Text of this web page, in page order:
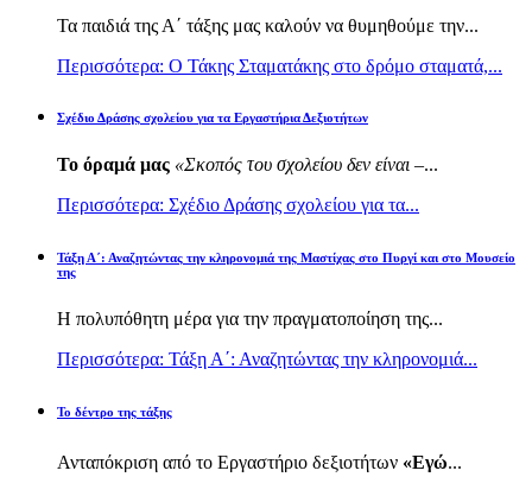
Τα παιδιά της Α΄ τάξης μας καλούν να θυμηθούμε την...
Περισσότερα: Ο Τάκης Σταματάκης στο δρόμο σταματά,...
Σχέδιο Δράσης σχολείου για τα Εργαστήρια Δεξιοτήτων
Το όραμά μας «Σκοπός του σχολείου δεν είναι –...
Περισσότερα: Σχέδιο Δράσης σχολείου για τα...
Τάξη Α΄: Αναζητώντας την κληρονομιά της Μαστίχας στο Πυργί και στο Μουσείο
της
Η πολυπόθητη μέρα για την πραγματοποίηση της...
Περισσότερα: Τάξη Α΄: Αναζητώντας την κληρονομιά...
Το δέντρο της τάξης
Ανταπόκριση από το Εργαστήριο δεξιοτήτων «Εγώ...